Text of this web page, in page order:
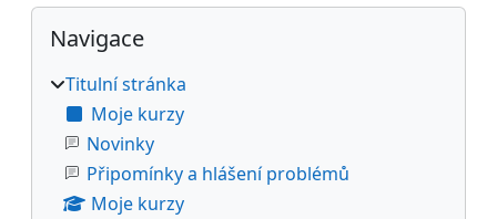
Bloky
Přeskočit: Navigace
Navigace
Titulní stránka
Moje kurzy
Novinky
Připomínky a hlášení problémů
Moje kurzy